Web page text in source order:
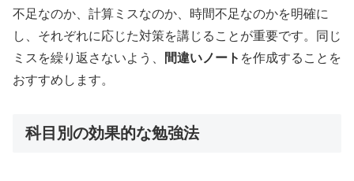
不足なのか、計算ミスなのか、時間不足なのかを明確に
し、それぞれに応じた対策を講じることが重要です。同じ
ミスを繰り返さないよう、
間違いノート を作成することを
おすすめします。
科目別の効果的な勉強法